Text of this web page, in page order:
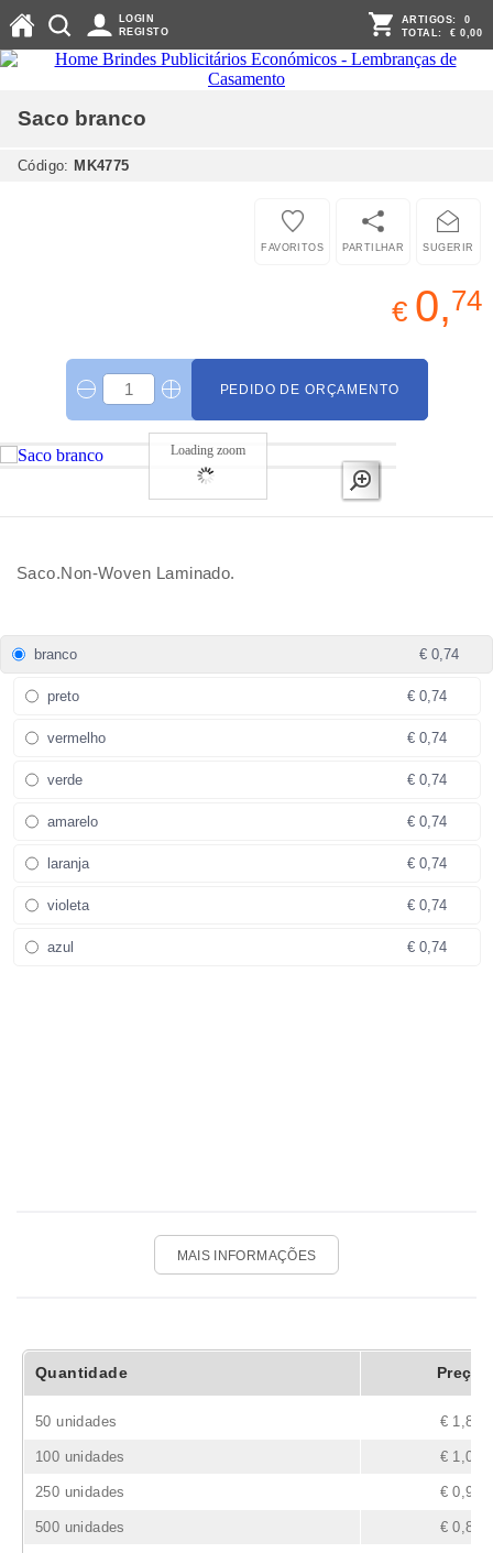
LOGIN
REGISTO
ARTIGOS: 0
TOTAL: € 0,00
Saco branco
Código: MK4775
SUGERIR
PARTILHAR
FAVORITOS
€ 0,74
PEDIDO DE ORÇAMENTO
Loading zoom
Saco.Non-Woven Laminado.
branco € 0,74
preto € 0,74
vermelho € 0,74
verde € 0,74
amarelo € 0,74
laranja € 0,74
violeta € 0,74
azul € 0,74
MAIS INFORMAÇÕES
Quantidade Preço
50 unidades € 1,86
100 unidades € 1,04
250 unidades € 0,92
500 unidades € 0,86